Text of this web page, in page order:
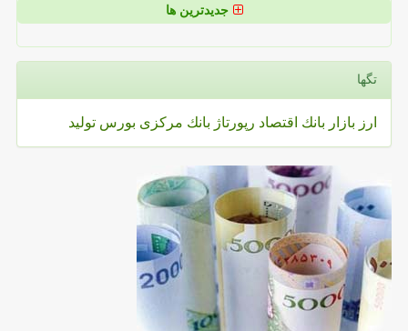
جدیدترین ها
تگها
ارز بازار بانك اقتصاد رپورتاژ بانك مركزی بورس تولید